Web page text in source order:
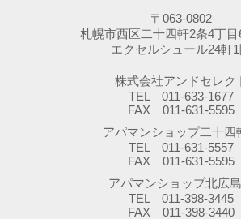
〒063-0802
札幌市西区二十四軒2条4丁
エクセルシュール24軒
株式会社アンドセレク
TEL 011-633-1677
FAX 011-631-5595
アパマンショップ二十四
TEL 011-631-5557
FAX 011-631-5595
アパマンショップ北広
TEL 011-398-3445
FAX 011-398-3440